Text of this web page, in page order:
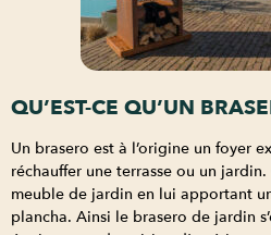
QU’EST-CE QU’UN
Un brasero est à l’origine un foyer
réchauffer une terrasse ou un
meuble de jardin en lui apportant
plancha. Ainsi le brasero de jardin